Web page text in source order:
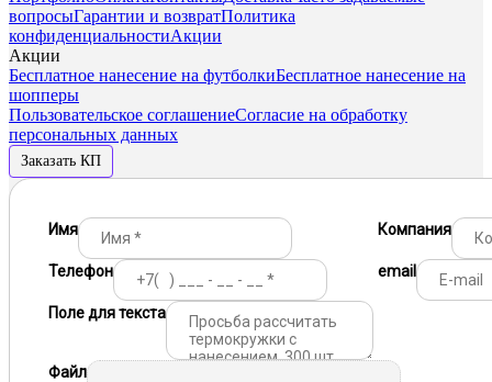
вопросыГарантии и возвратПолитика
конфиденциальностиАкции
Акции
Бесплатное нанесение на футболкиБесплатное нанесение на
шопперы
Пользовательское соглашениеСогласие на обработку
персональных данных
Заказать КП
Имя Компания
Телефон email
Поле для текста
Файл